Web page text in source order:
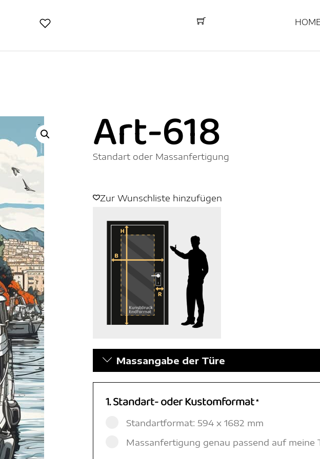
Art-618
Standart oder Massanfertigung
Zur Wunschliste hinzufügen
Massangabe der Türe
1. Standart- oder Kustomformat*
Standartformat: 594 x 1682 mm
Massanfertigung genau passend auf meine